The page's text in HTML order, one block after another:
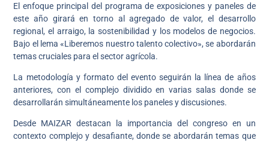
El enfoque principal del programa de exposiciones y paneles de
este año girará en torno al agregado de valor, el desarrollo
regional, el arraigo, la sostenibilidad y los modelos de negocios.
Bajo el lema «Liberemos nuestro talento colectivo», se abordarán
temas cruciales para el sector agrícola.
La metodología y formato del evento seguirán la línea de años
anteriores, con el complejo dividido en varias salas donde se
desarrollarán simultáneamente los paneles y discusiones.
Desde MAIZAR destacan la importancia del congreso en un
contexto complejo y desafiante, donde se abordarán temas que